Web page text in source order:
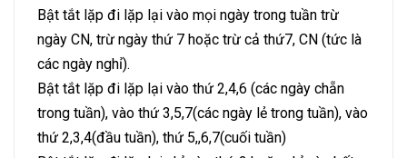
Bật tắt lặp đi lặp lại vào mọi ngày trong tuần trừ
ngày CN, trừ ngày thứ 7 hoặc trừ cả thứ7, CN (tức là
các ngày nghỉ).
Bật tắt lặp đi lặp lại vào thứ 2,4,6 (các ngày chẵn
trong tuần), vào thứ 3,5,7(các ngày lẻ trong tuần), vào
thứ 2,3,4(đầu tuần), thứ 5,,6,7(cuối tuần)